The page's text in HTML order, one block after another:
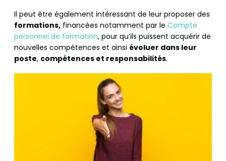
Il peut être également intéressant de leur proposer des
formations, financées notamment par le Compte
personnel de formation, pour qu’ils puissent acquérir de
nouvelles compétences et ainsi évoluer dans leur
poste, compétences et responsabilités.